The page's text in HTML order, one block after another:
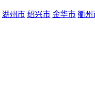
湖州市 绍兴市 金华市 衢州